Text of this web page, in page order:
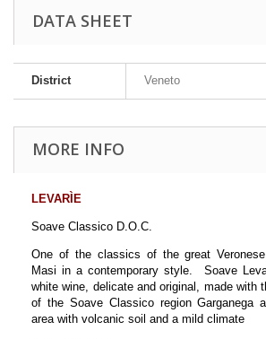
DATA SHEET
District Veneto
MORE INFO
LEVARÌE
Soave Classico D.O.C.
One of the classics of the great
Masi in a contemporary style. Soave
white wine, delicate and original, made with
of the Soave Classico region Garganega
area with volcanic soil and a mild climate